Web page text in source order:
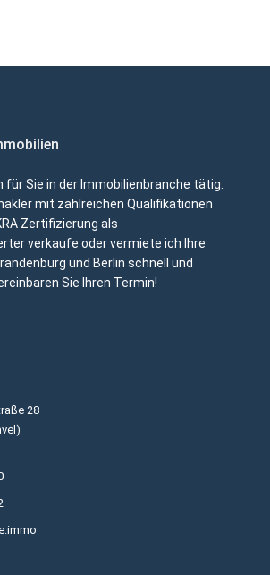
für Sie in der Immobilienbranche tätig.
mit zahlreichen Qualifikationen
Zertifizierung als
verkaufe oder vermiete ich Ihre
und Berlin schnell und
Sie Ihren Termin!
28